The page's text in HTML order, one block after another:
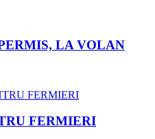
LA VOLAN
FERMIERI